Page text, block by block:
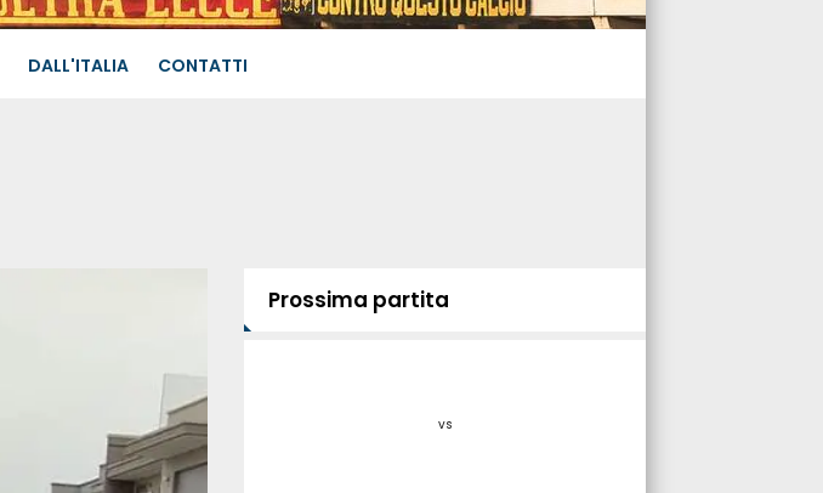
DALL'ITALIA CONTATTI
Prossima partita
vs